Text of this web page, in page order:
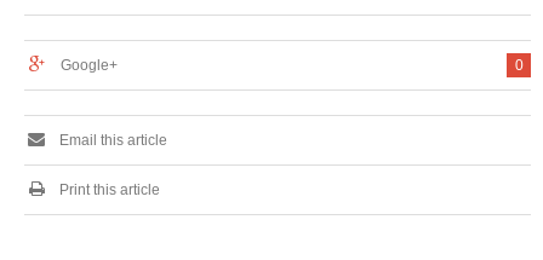
0
Google+
Email this article
Print this article